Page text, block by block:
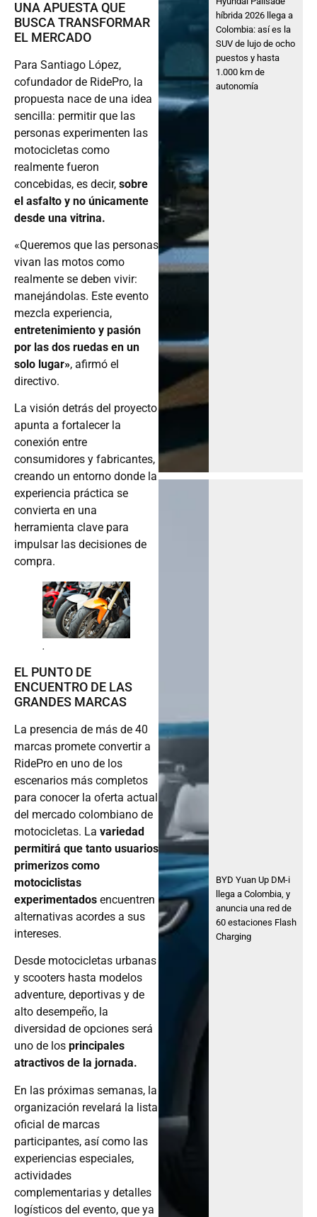
UNA APUESTA QUE
BUSCA TRANSFORMAR
EL MERCADO
Para Santiago López,
cofundador de RidePro, la
propuesta nace de una idea
sencilla: permitir que las
personas experimenten las
motocicletas como
realmente fueron
concebidas, es decir, sobre
el asfalto y no únicamente
desde una vitrina.
«Queremos que las personas
vivan las motos como
realmente se deben vivir:
manejándolas. Este evento
mezcla experiencia,
entretenimiento y pasión
por las dos ruedas en un
solo lugar», afirmó el
directivo.
La visión detrás del proyecto
apunta a fortalecer la
conexión entre
consumidores y fabricantes,
creando un entorno donde la
experiencia práctica se
convierta en una
herramienta clave para
impulsar las decisiones de
compra.
.
EL PUNTO DE
ENCUENTRO DE LAS
GRANDES MARCAS
La presencia de más de 40
marcas promete convertir a
RidePro en uno de los
escenarios más completos
para conocer la oferta actual
del mercado colombiano de
motocicletas. La variedad
permitirá que tanto usuarios
primerizos como
motociclistas
experimentados encuentren
alternativas acordes a sus
intereses.
Desde motocicletas urbanas
y scooters hasta modelos
adventure, deportivas y de
alto desempeño, la
diversidad de opciones será
uno de los principales
atractivos de la jornada.
En las próximas semanas, la
organización revelará la lista
oficial de marcas
participantes, así como las
experiencias especiales,
actividades
complementarias y detalles
logísticos del evento, que ya
híbrida 2026 llega a
Colombia: así es la
SUV de lujo de ocho
puestos y hasta
1.000 km de
autonomía
BYD Yuan Up DM-i
llega a Colombia, y
anuncia una red de
60 estaciones Flash
Charging